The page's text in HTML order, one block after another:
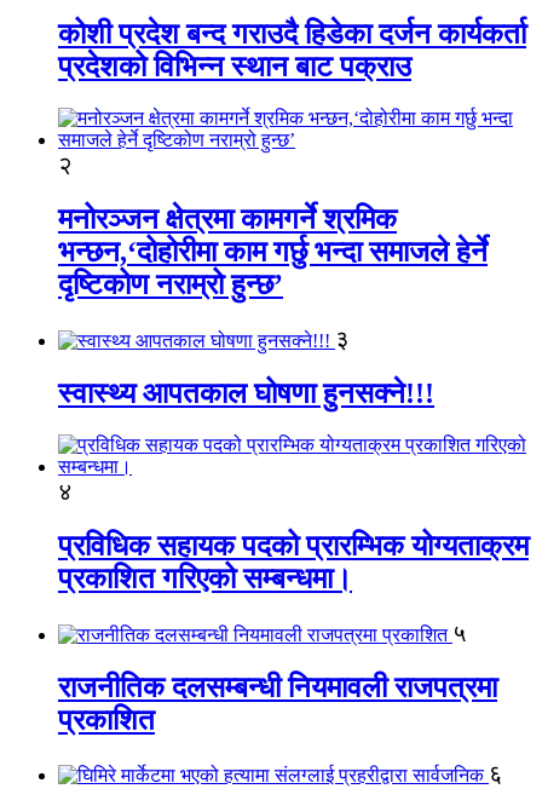
कोशी प्रदेश बन्द गराउदै हिडेका दर्जन कार्यकर्ता
प्रदेशको विभिन्न स्थान बाट पक्राउ
२
मनोरञ्जन क्षेत्रमा कामगर्ने श्रमिक
भन्छन,‘दोहोरीमा काम गर्छु भन्दा समाजले हेर्ने
दृष्टिकोण नराम्रो हुन्छ’
३
स्वास्थ्य आपतकाल घोषणा हुनसक्ने!!!
४
प्रविधिक सहायक पदको प्रारम्भिक योग्यताक्रम
प्रकाशित गरिएको सम्बन्धमा।
५
राजनीतिक दलसम्बन्धी नियमावली राजपत्रमा
प्रकाशित
६